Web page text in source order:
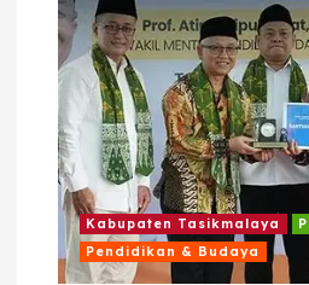
k
Kabupaten Tasikmalaya
Pendidikan & Budaya